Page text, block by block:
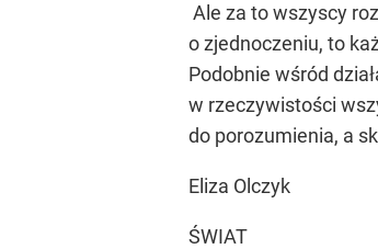
Ale za to wszyscy
o zjednoczeniu, to
Podobnie wśród
w rzeczywistości
do porozumienia, a
Eliza Olczyk
ŚWIAT